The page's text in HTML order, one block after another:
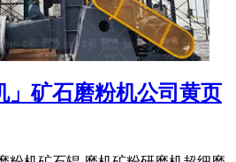
」矿石磨粉机公司黄页